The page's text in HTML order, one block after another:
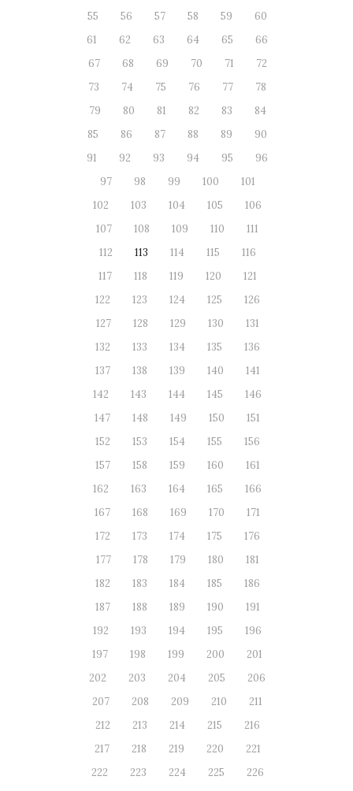
55
56 57 58 59
60
61
62 63 64 65
66
67
68 69 70 71
72
73
74 75 76 77
78
79
80 81 82 83
84
85
86 87 88 89
90
91
92 93 94 95
96
97
98 99 100
101
102
103 104 105
106
107
108 109 110
111
112
113 114 115
116
117
118 119 120
121
122
123 124 125
126
127
128 129 130
131
132
133 134 135
136
137
138 139 140
141
142
143 144 145
146
147
148 149 150
151
152
153 154 155
156
157
158 159 160
161
162
163 164 165
166
167
168 169 170
171
172
173 174 175
176
177
178 179 180
181
182
183 184 185
186
187
188 189 190
191
192
193 194 195
196
197
198 199 200
201
202
203 204 205
206
207
208 209 210
211
212
213 214 215
216
217
218 219 220
221
222
223 224 225
226